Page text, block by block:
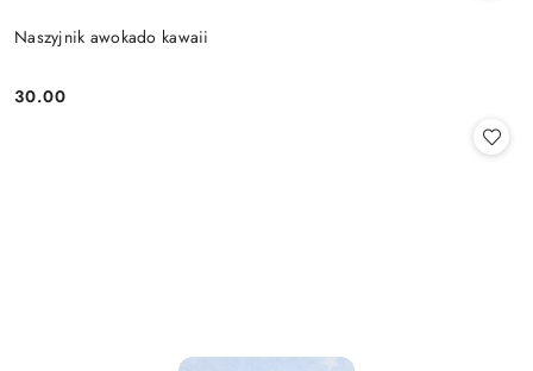
Naszyjnik awokado kawaii
Cena:
30.00